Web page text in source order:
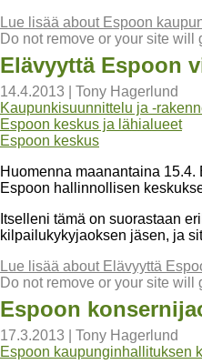
Lue lisää about Espoon
Do not remove or your site will
Elävyyttä Espoon
14.4.2013
Tony Hagerlund
Kaupunkisuunnittelu ja -
Espoon keskus ja lähialueet
Espoon keskus
Huomenna maanantaina
Espoon hallinnollisen
Itselleni tämä on suorastaan
kilpailukykyjaoksen jäsen, ja
Lue lisää about Elävyyttä
Do not remove or your site will
Espoon
17.3.2013
Tony Hagerlund
Espoon kaupunginhallituksen